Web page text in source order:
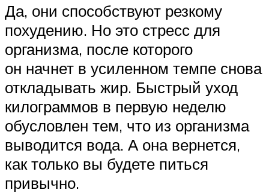
Да, они способствуют резкому
похудению. Но это стресс для
организма, после которого
он начнет в усиленном темпе снова
откладывать жир. Быстрый уход
килограммов в первую неделю
обусловлен тем, что из организма
выводится вода. А она вернется,
как только вы будете питься
привычно.